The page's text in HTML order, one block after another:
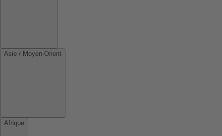
Asie / Moyen-Orient
Afrique